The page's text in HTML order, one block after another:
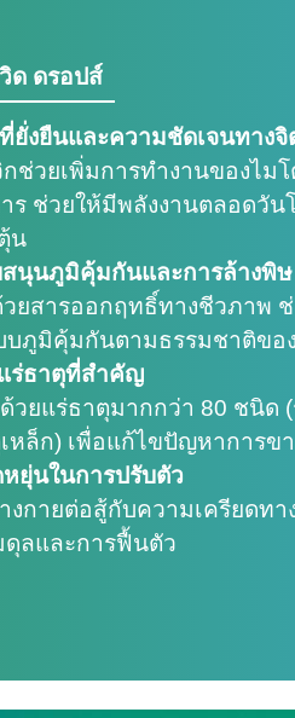
ด ดรอปส์
ยั่งยืนและความชัดเจนทางจิ
ช่วยเพิ่มการทำงานของไม
ร ช่วยให้มีพลังงานตลอดวั
น
นุนภูมิคุ้มกันและการล้างพิษ
ยสารออกฤทธิ์ทางชีวภาพ
บภูมิคุ้มกันตามธรรมชาติขอ
ร่ธาตุที่สำคัญ
วยแร่ธาตุมากกว่า 80 ชนิด
หล็ก) เพื่อแก้ไขปัญหาการข
ยุ่นในการปรับตัว
งกายต่อสู้กับความเครียดทา
ลและการฟื้นตัว